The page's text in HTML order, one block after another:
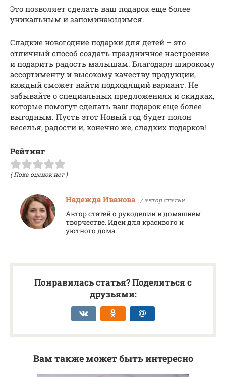
Это позволяет сделать ваш подарок еще более
уникальным и запоминающимся.
Сладкие новогодние подарки для детей – это
отличный способ создать праздничное настроение
и подарить радость малышам. Благодаря широкому
ассортименту и высокому качеству продукции,
каждый сможет найти подходящий вариант. Не
забывайте о специальных предложениях и скидках,
которые помогут сделать ваш подарок еще более
выгодным. Пусть этот Новый год будет полон
веселья, радости и, конечно же, сладких подарков!
Рейтинг
( Пока оценок нет )
Надежда Иванова / автор статьи
Автор статей о рукоделии и домашнем
творчестве. Идеи для красивого и
уютного дома.
Понравилась статья? Поделиться с
друзьями:
Вам также может быть интересно